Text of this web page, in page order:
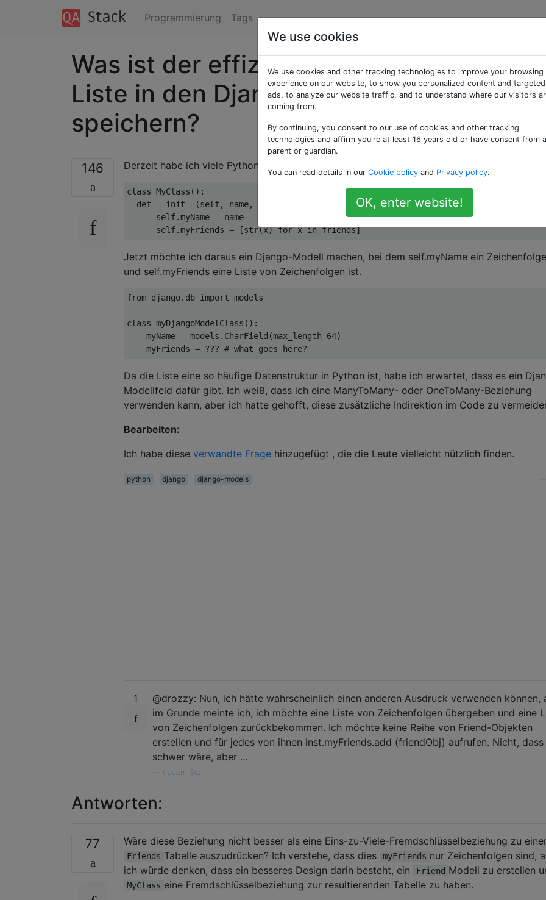
Programmierung Tags
Was ist der effizienteste Weg, um eine
Liste in den Django-Modellen zu
speichern?
146 Derzeit habe ich viele Python-Objekte in meinem Code, die den folgenden ähneln:
class MyClass ():
def __init__ (self, name,
      self
.myName = name
      self
.myFriends = [str(x) for x in friends]
Jetzt möchte ich daraus ein Django-Modell machen, bei dem self.myName ein
und self.myFriends eine Liste von Zeichenfolgen ist.
from django. db import models
class myDjangoModelClass ():
    myName
= models . CharField (max_length=64)
    myFriends
= ??? # what goes here?
Da die Liste eine so häufige Datenstruktur in Python ist, habe ich erwartet, dass es ein
Modellfeld dafür gibt. Ich weiß, dass ich eine ManyToMany- oder OneToMany-Beziehung
verwenden kann, aber ich hatte gehofft, diese zusätzliche Indirektion im Code zu
Bearbeiten:
Ich habe diese verwandte Frage hinzugefügt , die die Leute vielleicht nützlich finden.
python django django-models
1
@drozzy: Nun, ich hätte wahrscheinlich einen anderen Ausdruck verwenden können,
im Grunde meinte ich, ich möchte eine Liste von Zeichenfolgen übergeben und eine
von Zeichenfolgen zurückbekommen. Ich möchte keine Reihe von Friend-Objekten
erstellen und für jedes von ihnen inst.myFriends.add (friendObj) aufrufen. Nicht, dass
schwer wäre, aber ...
trauern Sie
Antworten:
77 Wäre diese Beziehung nicht besser als eine Eins-zu-Viele-Fremdschlüsselbeziehung zu
Friends Tabelle auszudrücken? Ich verstehe, dass dies myFriends nur Zeichenfolgen sind,
ich würde denken, dass ein besseres Design darin besteht, ein
Friend Modell zu erstellen
MyClass eine Fremdschlüsselbeziehung zur resultierenden Tabelle zu haben.
We use cookies
We use cookies and other tracking technologies to improve your browsing
experience on our website, to show you personalized content and targeted
ads, to analyze our website traffic, and to understand where our visitors
coming from.
By continuing, you consent to our use of cookies and other tracking
technologies and affirm you're at least 16 years old or have consent from a
parent or guardian.
You can read details in our Cookie policy and Privacy policy.
OK, enter website!